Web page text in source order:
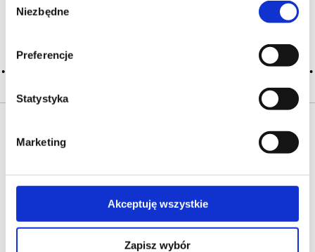
zgody
Niezbędne
Preferencje
Statystyka
Marketing
Akceptuję wszystkie
Zapisz wybór
Cały czas pracujemy nad wprowadzaniem do
Państwu szczególny problem i nie ma go w słowniku
- proszę nas o tym poinformować
OFERTA ONLINE PRODUCENCI
PRZEWODNIK
SŁOWNIK